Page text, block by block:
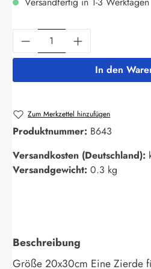
Produkt Anzahl: Gib
In den
Zum Merkzettel hinzufügen
Produktnummer: B643
Versandkosten (Deutschland):
Versandgewicht: 0.3 kg
Beschreibung
Größe 20x30cm Eine Zierde